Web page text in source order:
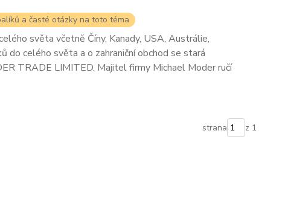
a časté otázky na toto téma
světa včetně Číny, Kanady, USA, Austrálie,
do celého světa a o zahraniční obchod se stará
TRADE LIMITED. Majitel firmy Michael Moder ručí
strana z 1